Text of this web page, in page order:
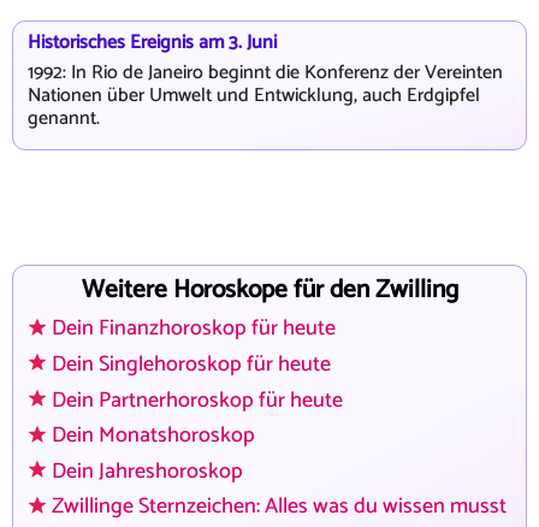
Historisches Ereignis am 3. Juni
1992: In Rio de Janeiro beginnt die Konferenz der Vereinten
Nationen über Umwelt und Entwicklung, auch Erdgipfel
genannt.
Weitere Horoskope für den Zwilling
Dein Finanzhoroskop für heute
Dein Singlehoroskop für heute
Dein Partnerhoroskop für heute
Dein Monatshoroskop
Dein Jahreshoroskop
Zwillinge Sternzeichen: Alles was du wissen musst